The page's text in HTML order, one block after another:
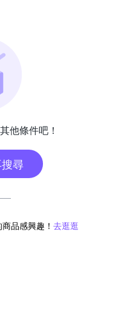
他條件吧！
尋
品感興趣！ 去逛逛